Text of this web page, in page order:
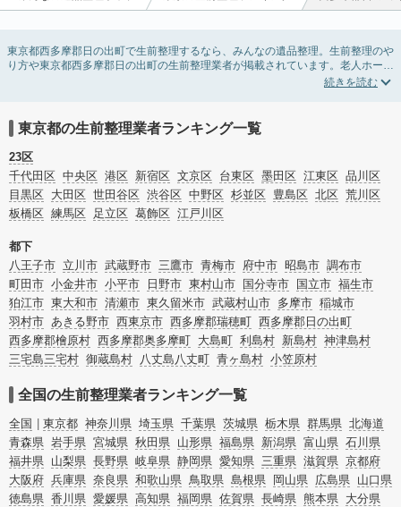
東京都西多摩郡日の出町で生前整理するなら、みんなの遺品整理。生前整理のや
り方や東京都西多摩郡日の出町の生前整理業者が掲載されています。老人ホーム
や介護施設入居に伴う不用品の処分・回収・引き取りから、在宅介護の介護整理
わる相続相談などのオプションサービスで絞り込み検索を利用してみましょう。
またお役立ち情報も豊富なので終活でエンディングノートの選び方や、整理整
頓・老前整理・生前整理のコツについてもチェックしてみてください。
東京都の生前整理業者ランキング一覧
23区
千代田区 中央区 港区 新宿区 文京区 台東区 墨田区 江東区 品川区
目黒区
大田区 世田谷区 渋谷区 中野区 杉並区 豊島区 北区 荒川区
板橋区 練馬区 足立区 葛飾区 江戸川区
都下
八王子市 立川市 武蔵野市 三鷹市 青梅市 府中市 昭島市 調布市
町田市 小金井市 小平市 日野市 東村山市 国分寺市 国立市 福生市
狛江市 東大和市 清瀬市 東久留米市 武蔵村山市 多摩市 稲城市
羽村市 あきる野市 西東京市 西多摩郡瑞穂町 西多摩郡日の出町
西多摩郡檜原村 西多摩郡奥多摩町 大島町 利島村 新島村 神津島村
三宅島三宅村 御蔵島村 八丈島八丈町 青ヶ島村 小笠原村
全国の生前整理業者ランキング一覧
全国 東京都 神奈川県 埼玉県 千葉県 茨城県 栃木県 群馬県 北海道
青森県 岩手県 宮城県 秋田県 山形県 福島県 新潟県 富山県 石川県
福井県 山梨県 長野県 岐阜県 静岡県 愛知県 三重県 滋賀県 京都府
大阪府 兵庫県 奈良県 和歌山県 鳥取県 島根県 岡山県 広島県 山口県
徳島県 香川県 愛媛県 高知県 福岡県 佐賀県 長崎県 熊本県 大分県